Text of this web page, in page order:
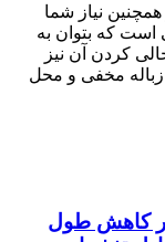
نیاز شما
است که بتوان به
کردن آن نیز
زباله مخفی و محل
کاهش طول